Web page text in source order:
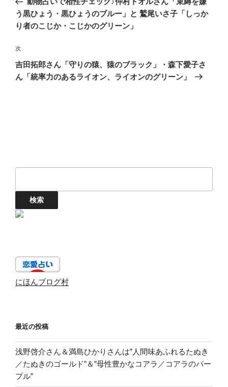
ナ
ビ
ー
シ
ョ
投
稿
う黒ひょう・黒ひょうのブルー」と 鷲尾いさ子「しっか
り者のこじか・こじかのグリーン」
次
の
投
次
吉田拓郎さん「守りの猿、猿のブラック」・森下愛子さ
ん「統率力のあるライオン、ライオンのグリーン」
にほんブログ村
最近の投稿
浅野啓介さん＆満島ひかりさんは”人間味あふれるたぬき
／たぬきのゴールド”＆”母性豊かなコアラ／コアラのパー
プル”